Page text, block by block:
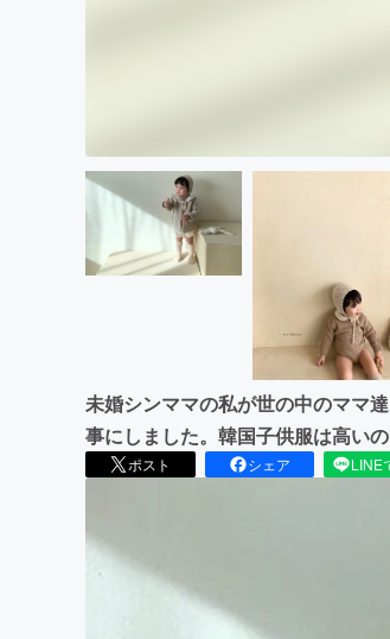
未婚シンママの私が世の中のママ
事にしました。韓国子供服は高い
ポスト シェア LINE